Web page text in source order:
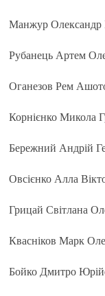
Манжур Олександр
Рубанець Артем
Оганезов Рем
Корнієнко Микола
Бережний Андрій
Овсієнко Алла
Грицай Світлана
Квасніков Марк
Бойко Дмитро